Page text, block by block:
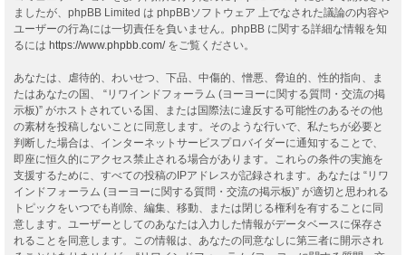
ましたが、phpBB Limited は phpBBソフトウェア 上でなされた議論の内容や
ユーザーの行為には一切責任を負いません。phpBB に関する詳細な情報を知
るには https://www.phpbb.com/をご覧ください。
あなたは、虐待的、わいせつ、下品、中傷的、憎悪、脅迫的、性的指向、ま
たはあなたの国、 “リワインドフォーラム (ヨーヨーに関する質問・交流の掲
示板)” がホストされている国、または国際法に違反する可能性のあるその他
の素材を投稿しないことに同意します。そのような行いで、私たちが必要と
判断した場合は、インターネットサービスプロバイダーに通知することで、
即座に恒久的にアクセス禁止される場合があります。これらの条件の実施を
支援するために、すべての投稿のIPアドレスが記録されます。あなたは “リワ
インドフォーラム (ヨーヨーに関する質問・交流の掲示板)” が適切と思われる
トピックをいつでも削除、編集、移動、または閉じる権利を有することに同
意します。ユーザーとしてのあなたは入力した情報がデータベースに保存さ
れることを同意します。この情報は、あなたの同意なしに第三者に開示され